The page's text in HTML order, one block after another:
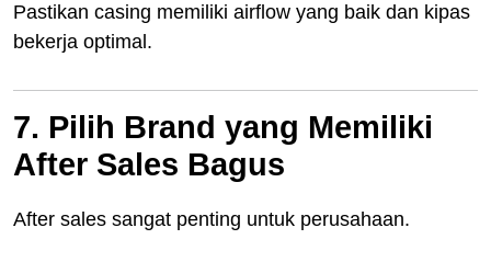
Pastikan casing memiliki airflow yang baik dan kipas
bekerja optimal.
7. Pilih Brand yang Memiliki
After Sales Bagus
After sales sangat penting untuk perusahaan.